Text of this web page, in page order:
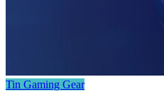
Tin Gaming Gear